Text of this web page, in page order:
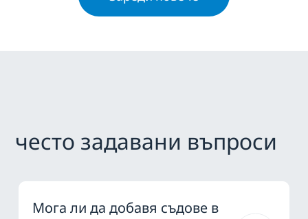
често задавани въпроси
Мога ли да добавя съдове в